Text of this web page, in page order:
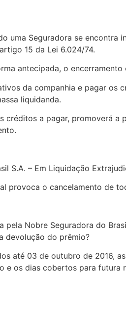
uma Seguradora se
15 da Lei 6.024/74.
antecipada, o encerramento
da companhia e pagar
liquidanda.
a pagar, promoverá
S.A. – Em Liquidação
provoca o cancelamento de
Nobre Seguradora do
devolução do prêmio?
até 03 de outubro de 2016,
e os dias cobertos para futura